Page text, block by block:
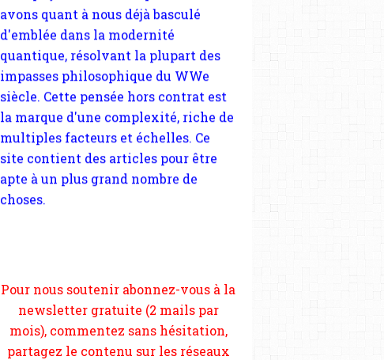
siècle. Cette pensée hors contrat est
la marque d'une complexité, riche de
multiples facteurs et échelles. Ce
site contient des articles pour être
apte à un plus grand nombre de
choses.
et si vous le pouvez faîtes des liens
depuis votre site.